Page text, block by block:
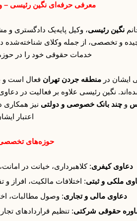
معرفی حرفه‌ای نگین رئیسی –
نگین رئیسی، وکیل پایه‌یک دادگستری و
و تخصصی، از جمله وکلای شناخته‌شده
خدمات حقوقی خود را در
ایشان درمنطقه جردن تهران فعال است و
نگین رئیسی علاوه بر فعالیت در
و چند بانک خصوصی و دولتی نیز همکاری
اعتبار
حوزه‌های
دعاوی کیفری: کلاهبرداری، خیانت در
ملکی و ثبتی: اختلافات مالکیت، افراز
دعاوی مالی و تجاری: وصول مطالبات،
حقوقی شرکتی: تنظیم قراردادهای